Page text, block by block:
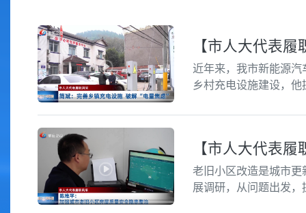
【市人大代表
近年来，我市新能源
乡村充电设施建设，
【市人大代表
老旧小区改造是城市
展调研，从问题出发